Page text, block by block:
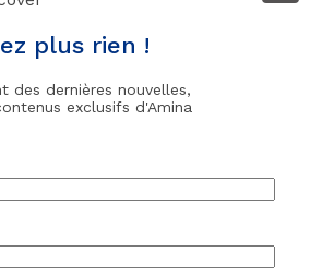
plus rien !
des dernières nouvelles,
exclusifs d'Amina